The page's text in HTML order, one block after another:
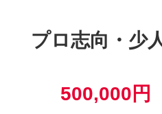
プロ志向・少
500,000円